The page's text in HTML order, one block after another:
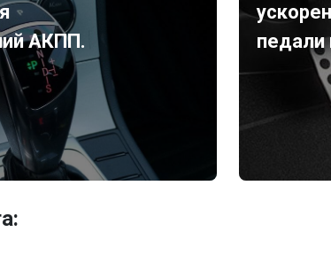
АКПП.
педали